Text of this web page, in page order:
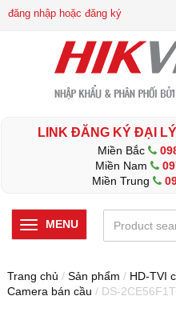
đăng nhập hoặc đăng ký
LINK ĐĂNG KÝ ĐẠI
Miền Bắc
Miền Nam
Miền Trung
MENU
Trang chủ / Sản phẩm / HD-TVI
Camera bán cầu / DS-